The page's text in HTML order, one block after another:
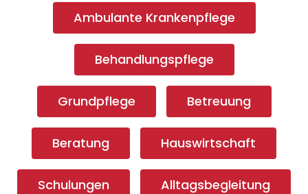
Ambulante Krankenpflege
Behandlungspflege
Grundpflege Betreuung
Beratung Hauswirtschaft
Schulungen Alltagsbegleitung